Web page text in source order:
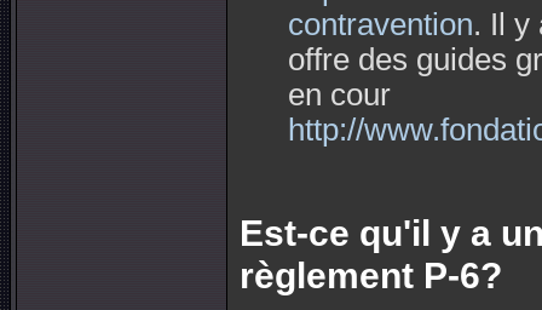
contravention. Il y
offre des guides
en cour
http://
Est-ce qu'il y a
règlement P-6?